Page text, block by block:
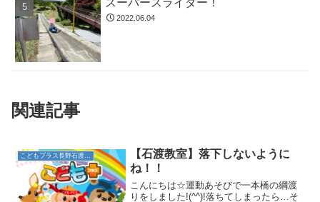
2022.06.04
関連記事
こどもプラス長野石渡教室
【石渡教室】落下しないように
ね！！
こんにちは☆運動あそびで一本橋の綱渡
りをしました!(^^)!落ちてしまったら…そ